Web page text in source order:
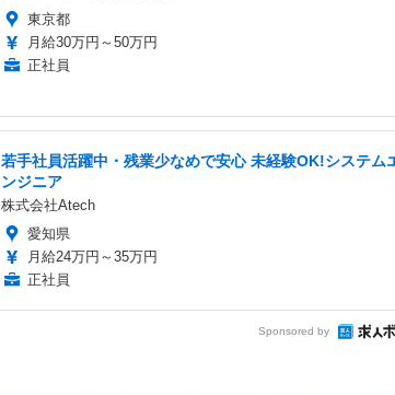
東京都
月給30万円～50万円
正社員
若手社員活躍中・残業少なめで安心 未経験OK!システム
ンジニア
株式会社Atech
愛知県
月給24万円～35万円
正社員
Sponsored by